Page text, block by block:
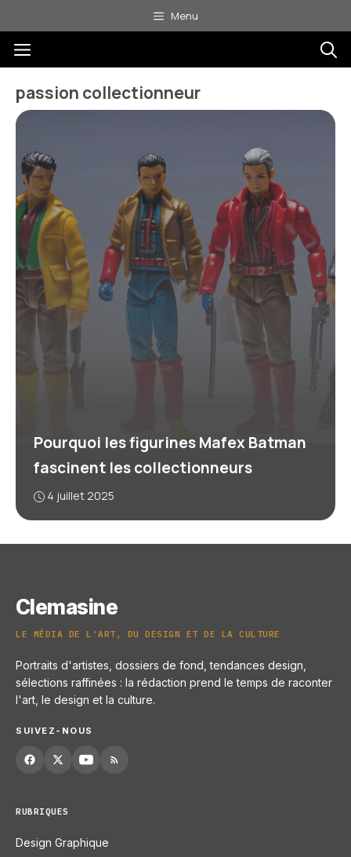
au
contenu
Menu
Menu
passion collectionneur
Pourquoi les figurines Mafex Batman
fascinent les collectionneurs
4 juillet 2025
Clemasine
LE MÉDIA DE L'ART, DU DESIGN ET DE LA CULTURE
Portraits d'artistes, dossiers de fond, tendances design,
sélections raffinées : la rédaction prend le temps de raconter
l'art, le design et la culture.
SUIVEZ-NOUS
RUBRIQUES
Design Graphique